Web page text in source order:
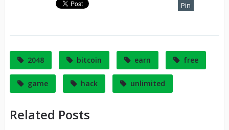
Pin
2048 bitcoin earn free
game hack unlimited
Related Posts